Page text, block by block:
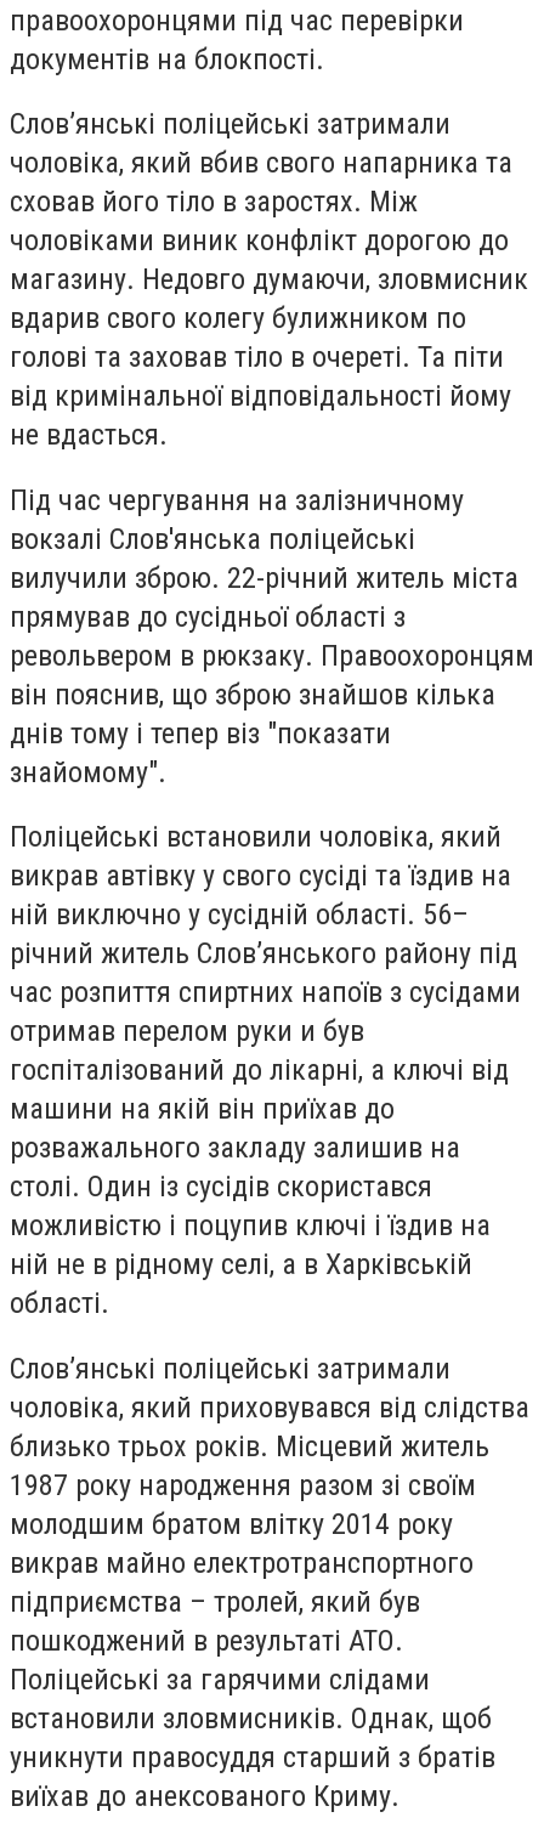
правоохоронцями під час перевірки
документів на блокпості.
Слов’янські поліцейські затримали
чоловіка, який вбив свого напарника та
сховав його тіло в заростях. Між
чоловіками виник конфлікт дорогою до
магазину. Недовго думаючи, зловмисник
вдарив свого колегу булижником по
голові та заховав тіло в очереті. Та піти
від кримінальної відповідальності йому
не вдасться.
Під час чергування на залізничному
вокзалі Слов'янська поліцейські
вилучили зброю. 22-річний житель міста
прямував до сусідньої області з
револьвером в рюкзаку. Правоохоронцям
він пояснив, що зброю знайшов кілька
днів тому і тепер віз "показати
знайомому".
Поліцейські встановили чоловіка, який
викрав автівку у свого сусіді та їздив на
ній виключно у сусідній області. 56–
річний житель Слов’янського району під
час розпиття спиртних напоїв з сусідами
отримав перелом руки и був
госпіталізований до лікарні, а ключі від
машини на якій він приїхав до
розважального закладу залишив на
столі. Один із сусідів скористався
можливістю і поцупив ключі і їздив на
ній не в рідному селі, а в Харківській
області.
Слов’янські поліцейські затримали
чоловіка, який приховувався від слідства
близько трьох років. Місцевий житель
1987 року народження разом зі своїм
молодшим братом влітку 2014 року
викрав майно електротранспортного
підприємства – тролей, який був
пошкоджений в результаті АТО.
Поліцейські за гарячими слідами
встановили зловмисників. Однак, щоб
уникнути правосуддя старший з братів
виїхав до анексованого Криму.